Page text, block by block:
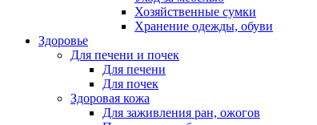
Хозяйственные сумки
Хранение одежды, обуви
Здоровье
Для печени и почек
Для печени
Для почек
Здоровая кожа
Для заживления ран, ожогов